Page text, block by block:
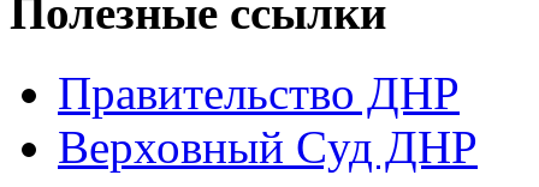
Полезные ссылки
Правительство ДНР
Верховный Cуд ДНР